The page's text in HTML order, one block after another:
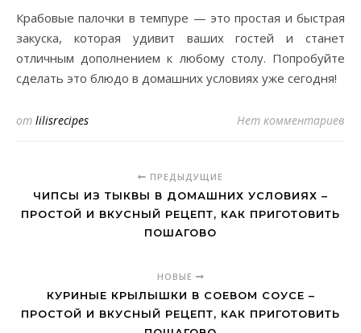
Крабовые палочки в темпуре — это простая и быстрая
закуска, которая удивит ваших гостей и станет
отличным дополнением к любому столу. Попробуйте
сделать это блюдо в домашних условиях уже сегодня!
от lilisrecipes Нет комментариев
ПРЕДЫДУЩИЕ
ЧИПСЫ ИЗ ТЫКВЫ В ДОМАШНИХ УСЛОВИЯХ –
ПРОСТОЙ И ВКУСНЫЙ РЕЦЕПТ, КАК ПРИГОТОВИТЬ
ПОШАГОВО
НОВЫЕ
КУРИНЫЕ КРЫЛЫШКИ В СОЕВОМ СОУСЕ –
ПРОСТОЙ И ВКУСНЫЙ РЕЦЕПТ, КАК ПРИГОТОВИТЬ